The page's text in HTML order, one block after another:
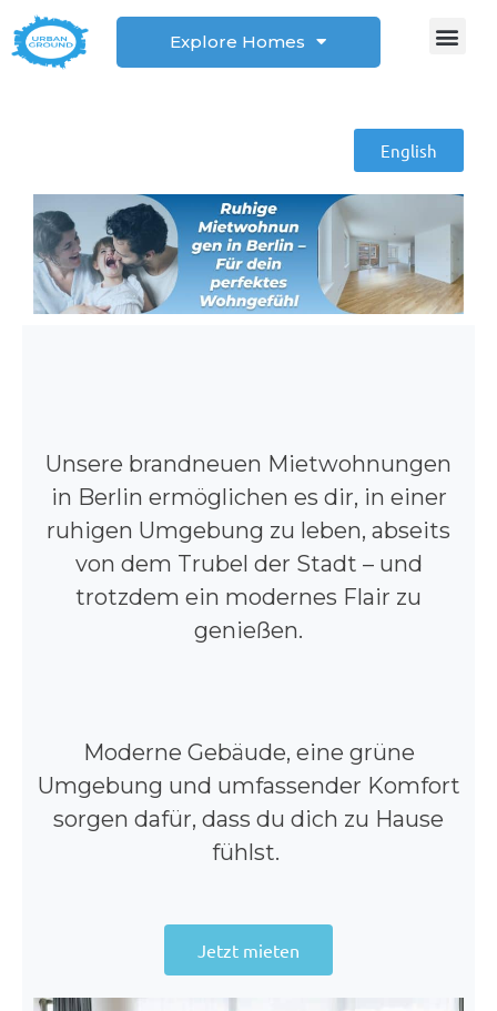
Explore Homes
English
Unsere brandneuen Mietwohnungen
in Berlin ermöglichen es dir, in einer
ruhigen Umgebung zu leben, abseits
von dem Trubel der Stadt – und
trotzdem ein modernes Flair zu
genießen.
Moderne Gebäude, eine grüne
Umgebung und umfassender Komfort
sorgen dafür, dass du dich zu Hause
fühlst.
Jetzt mieten